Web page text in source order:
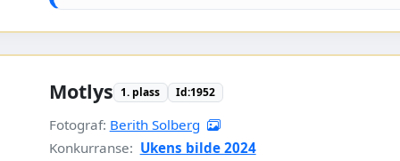
Motlys 1. plass Id:1952
Fotograf: Berith Solberg
Konkurranse: Ukens bilde 2024